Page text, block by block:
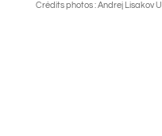
Crédits photos : Andrej Lisakov